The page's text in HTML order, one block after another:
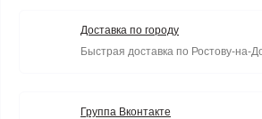
Доставка по городу
Быстрая доставка по Ростову-на-
Группа Вконтакте